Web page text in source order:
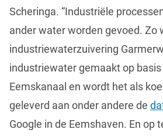
Scheringa. “Industriële
ander water worden gevoed. Zo
industriewaterzuivering
industriewater gemaakt op
Eemskanaal en wordt het als
geleverd aan onder andere de
Google in de Eemshaven. En op